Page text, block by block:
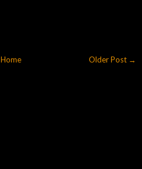
Older Post →
Home